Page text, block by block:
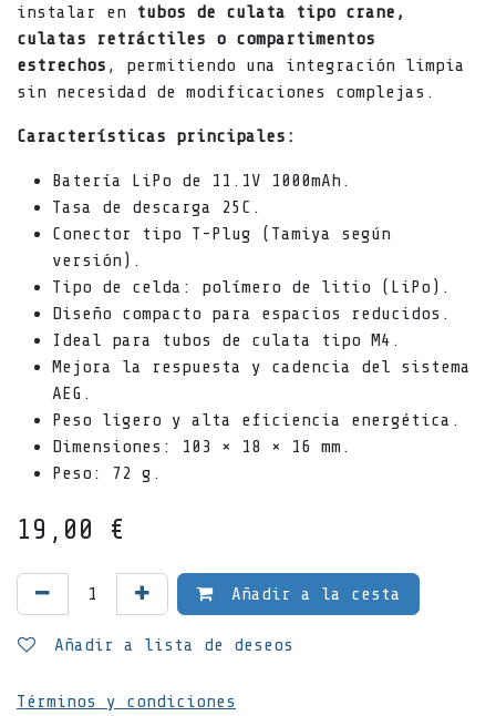
instalar en
tubos de culata tipo crane,
culatas retráctiles o compartimentos
estrechos , permitiendo una integración limpia
sin necesidad de modificaciones complejas.
Características principales:
Batería LiPo de 11.1V 1000mAh.
Tasa de descarga 25C.
Conector tipo T-Plug (Tamiya según
versión).
Tipo de celda: polímero de litio (LiPo).
Diseño compacto para espacios reducidos.
Ideal para tubos de culata tipo M4.
Mejora la respuesta y cadencia del sistema
AEG.
Peso ligero y alta eficiencia energética.
Dimensiones: 103 × 18 × 16 mm.
Peso: 72 g.
19,00 €
Añadir a la cesta
Añadir a lista de deseos
Términos y condiciones